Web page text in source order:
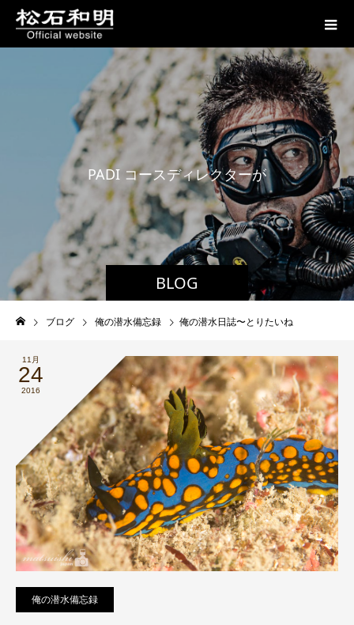
BLOG
P ADI コ ースディレクターが贈る
ブログ 俺の潜水備忘録 俺の潜水日誌〜とりたいね
11月
24
2016
俺の潜水備忘録